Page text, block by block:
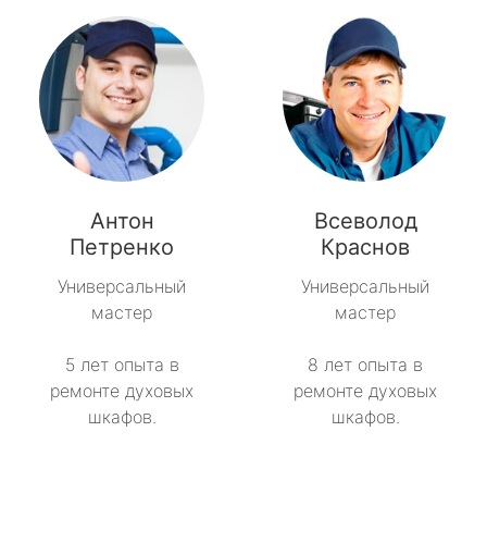
Антон
Петренко
Универсальный
мастер
5 лет опыта в
ремонте духовых
шкафов.
Всеволод
Краснов
Универсальный
мастер
8 лет опыта в
ремонте духовых
шкафов.